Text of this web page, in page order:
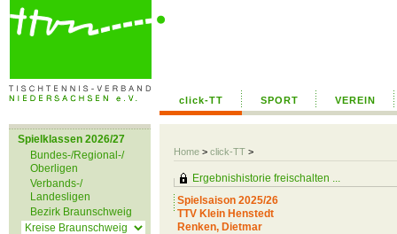
click-TT SPORT VEREIN
Home > click-TT >
Spielklassen 2026/27
Bundes-/Regional-/
Oberligen
Verbands-/
Landesligen
Bezirk Braunschweig
Ergebnishistorie freischalten ...
Spielsaison 2025/26
TTV Klein Henstedt
Renken, Dietmar